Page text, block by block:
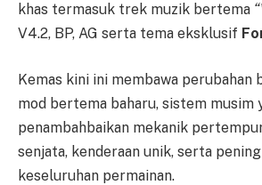
khas termasuk trek muzik bertema
V4.2, BP, AG serta tema eksklusif
Kemas kini ini membawa perubahan
mod bertema baharu, sistem
penambahbaikan mekanik
senjata, kenderaan unik, serta
keseluruhan permainan.